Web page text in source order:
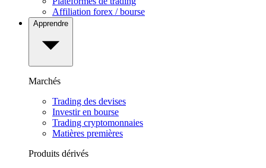
Affiliation forex / bourse
Apprendre
Marchés
Trading des devises
Investir en bourse
Trading cryptomonnaies
Matières premières
Produits dérivés